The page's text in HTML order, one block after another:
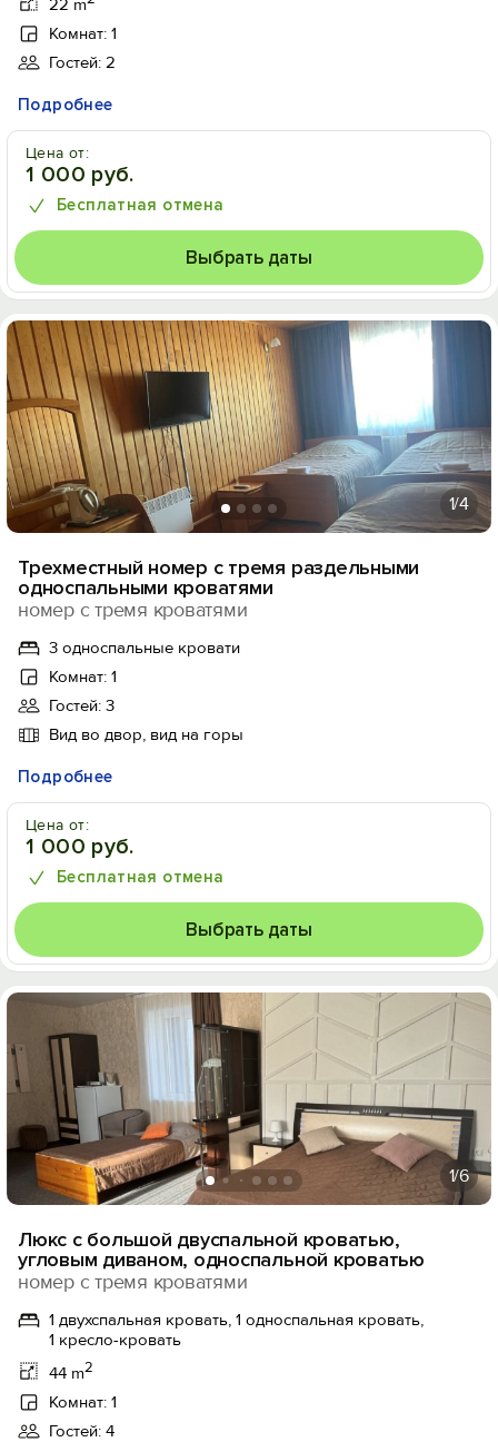
22 m
Комнат: 1
Гостей: 2
Подробнее
Цена от:
1 000 руб.
Бесплатная отмена
Выбрать даты
1/4
Трехместный номер с тремя раздельными
односпальными кроватями
номер с тремя кроватями
3 односпальные кровати
Комнат: 1
Гостей: 3
Вид во двор, вид на горы
Подробнее
Цена от:
1 000 руб.
Бесплатная отмена
Выбрать даты
1/6
Люкс с большой двуспальной кроватью,
угловым диваном, односпальной кроватью
номер с тремя кроватями
1 двухспальная кровать, 1 односпальная кровать,
1 кресло-кровать
44 m2
Комнат: 1
Гостей: 4